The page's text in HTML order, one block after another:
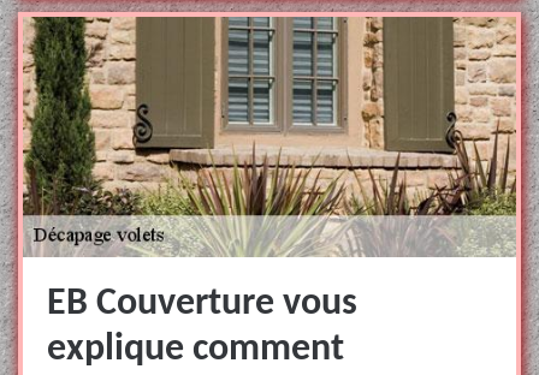
EB Couverture vous
explique comment